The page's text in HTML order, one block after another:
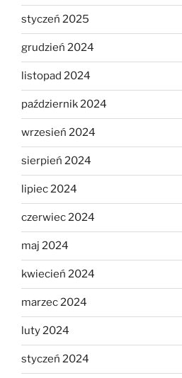
styczeń 2025
grudzień 2024
listopad 2024
październik 2024
wrzesień 2024
sierpień 2024
lipiec 2024
czerwiec 2024
maj 2024
kwiecień 2024
marzec 2024
luty 2024
styczeń 2024